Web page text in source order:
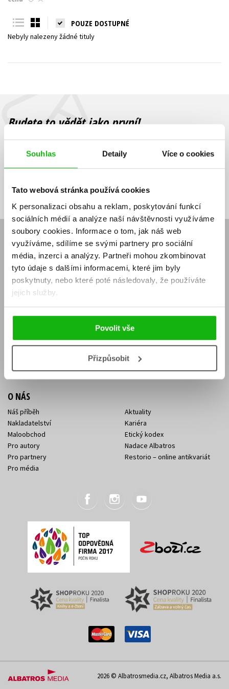
Souhlas Detaily Více o cookies
Tato webová stránka používá cookies
K personalizaci obsahu a reklam, poskytování funkcí
sociálních médií a analýze naší návštěvnosti využíváme
soubory cookies. Informace o tom, jak náš web
využíváme, sdílíme se svými partnery pro sociální
média, inzerci a analýzy. Partneři mohou zkombinovat
tyto údaje s dalšími informacemi, které jim byly
poskytnuty, nebo které poté následovaly, že používáte
jejich služby.
Povolit vše
Přizpůsobit
Young adult (SK)
Všechny tituly
POUZE DOSTUPNÉ
Nebyly nalezeny žádné tituly
Budete to vědět jako první!
Zajímá Vás, jaký knižní hit právě vychází, na jaké zboží je výhodná
sleva, jaká běží soutěž o ceny? Přihlášením k odběru našich e-
souhlasíte se zpracováním osobních údajů
mailová
adresa
mailová
adresa
Vaše e-mailová adresa Přihlásit se
E-SHOP
Aktuality
Naši autoři
Obchodní podmínky
Jak nakoupit
Knižní novinky
Dárkové poukazy
Affiliate program
KONTAKTY
Sídlo společnosti
Kontakty Albatros Media
O NÁS
Náš příběh
Nakladatelství
Maloobchod
Pro autory
Pro partnery
Pro média
Aktuality
Kariéra
Etický kodex
Nadace Albatros
Restorio – online antikvariát
2026 © Albatrosmedia.cz, Albatros Media a.s.